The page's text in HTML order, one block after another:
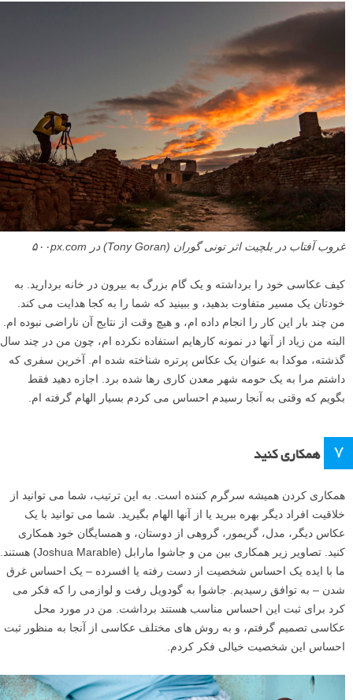
غروب آفتاب در بلچیت اثر تونی گوران (Tony Goran) در ۵۰۰px.com
کیف عکاسی خود را برداشته و یک گام بزرگ به بیرون در خانه بردارید. به
خودتان یک مسیر متفاوت بدهید، و ببینید که شما را به کجا هدایت می کند.
من چند بار این کار را انجام داده ام، و هیچ وقت از نتایج آن ناراضی نبوده ام.
البته من زیاد از آنها در نمونه کارهایم استفاده نکرده ام، چون من در چند سال
گذشته، موکدا به عنوان یک عکاس پرتره شناخته شده ام. آخرین سفری که
داشتم مرا به یک حومه شهر معدن کاری رها شده برد. اجازه دهید فقط
بگویم که وقتی به آنجا رسیدم احساس می کردم بسیار الهام گرفته ام.
۷ همکاری کنید
همکاری کردن همیشه سرگرم کننده است. به این ترتیب، شما می توانید از
خلاقیت افراد دیگر بهره ببرید یا از آنها الهام بگیرید. شما می توانید با یک
عکاس دیگر، مدل، گریمور، گروهی از دوستان، و همسایگان خود همکاری
کنید. تصاویر زیر همکاری بین من و جاشوا مارابل (Joshua Marable) هستند.
ما با ایده یک احساس شخصیت از دست رفته یا افسرده – یک احساس غرق
شدن – به توافق رسیدیم. جاشوا به گودویل رفت و لوازمی را که فکر می
کرد برای ثبت این احساس مناسب هستند برداشت. من در مورد محل
عکاسی تصمیم گرفتم، و به روش های مختلف عکاسی از آنجا به منظور ثبت
احساس این شخصیت خیالی فکر کردم.